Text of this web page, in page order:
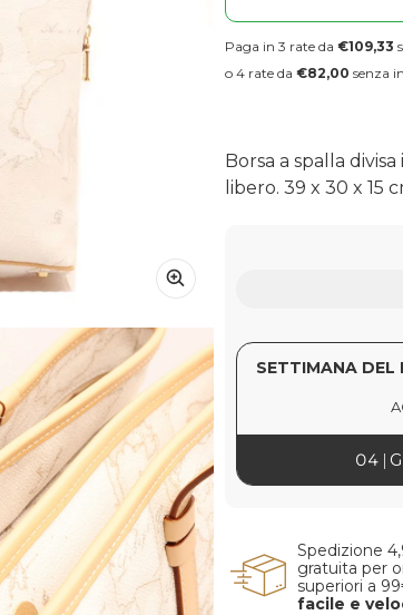
Paga in 3 rate da €109,33
o 4 rate da €82,00 senza
Borsa a spalla
libero. 39 x 30 x 15
SETTIMANA
04
Spedizione
gratuita per
superiori a
facile e